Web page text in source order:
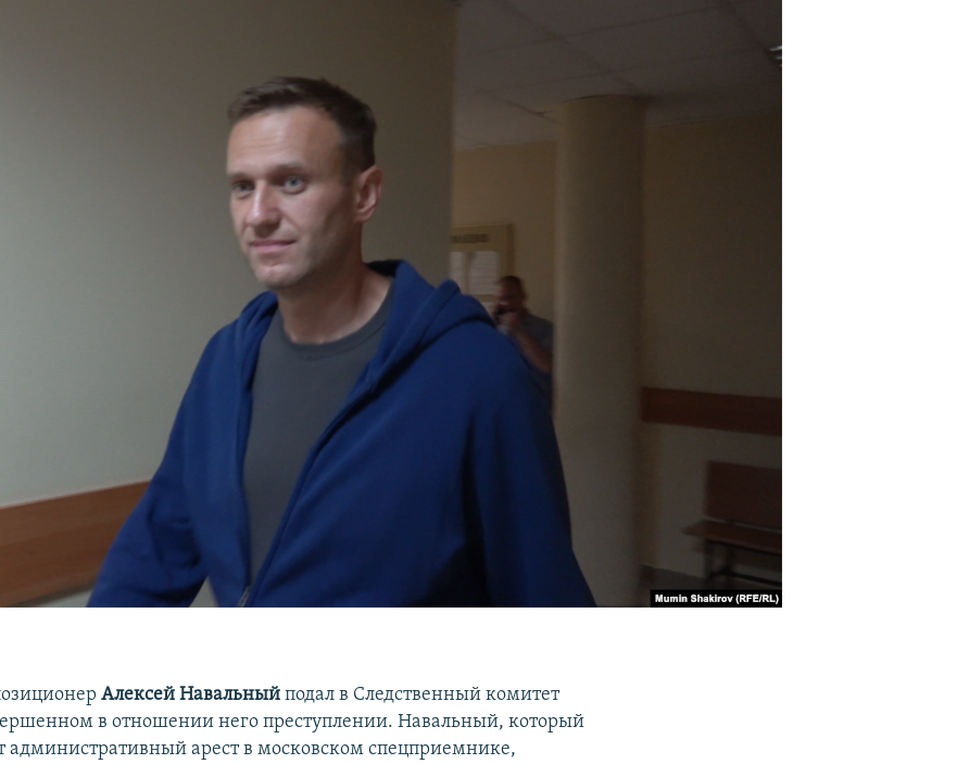
Алексей Навальный подал в Следственный комитет
в отношении него преступлении. Навальный, который
административный арест в московском спецприемнике,